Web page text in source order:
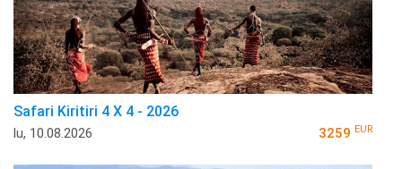
Safari Kiritiri 4 X 4 - 2026
lu, 10.08.2026 3259 EUR